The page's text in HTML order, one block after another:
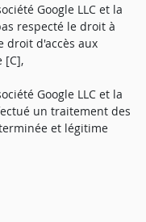
Google LLC et la
respecté le droit à
droit d'accès aux
[C],
Google LLC et la
un traitement des
et légitime